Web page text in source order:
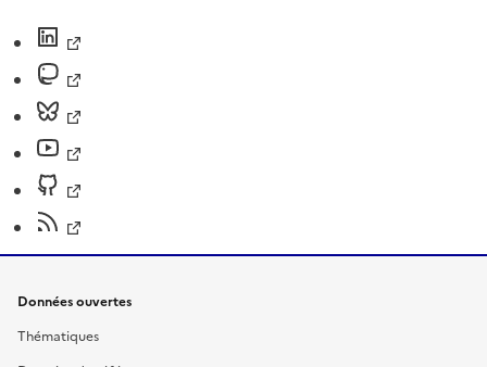
Données ouvertes
Thématiques